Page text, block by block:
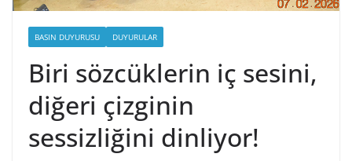
BASIN DUYURUSU DUYURULAR
Biri sözcüklerin iç sesini,
diğeri çizginin
sessizliğini dinliyor!